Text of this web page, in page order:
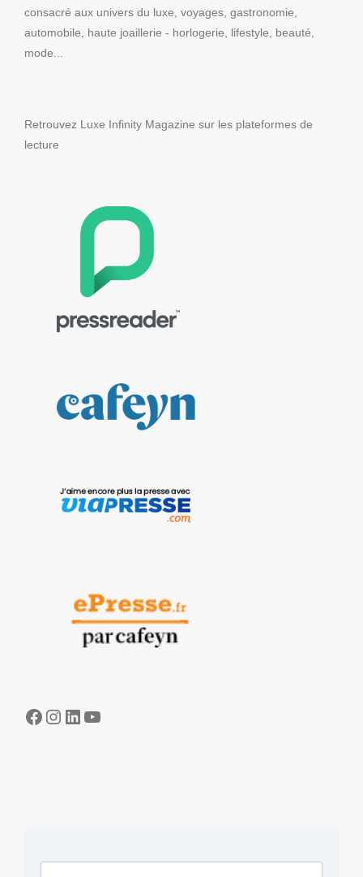
consacré aux univers du luxe, voyages, gastronomie,
automobile, haute joaillerie - horlogerie, lifestyle, beauté,
mode...
Retrouvez Luxe Infinity Magazine sur les plateformes de
lecture
Facebook
Instagram
LinkedIn
YouTube